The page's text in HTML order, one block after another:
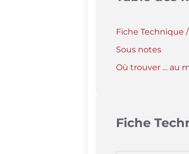
Fiche Technique
Sous notes
Où trouver … au
Fiche